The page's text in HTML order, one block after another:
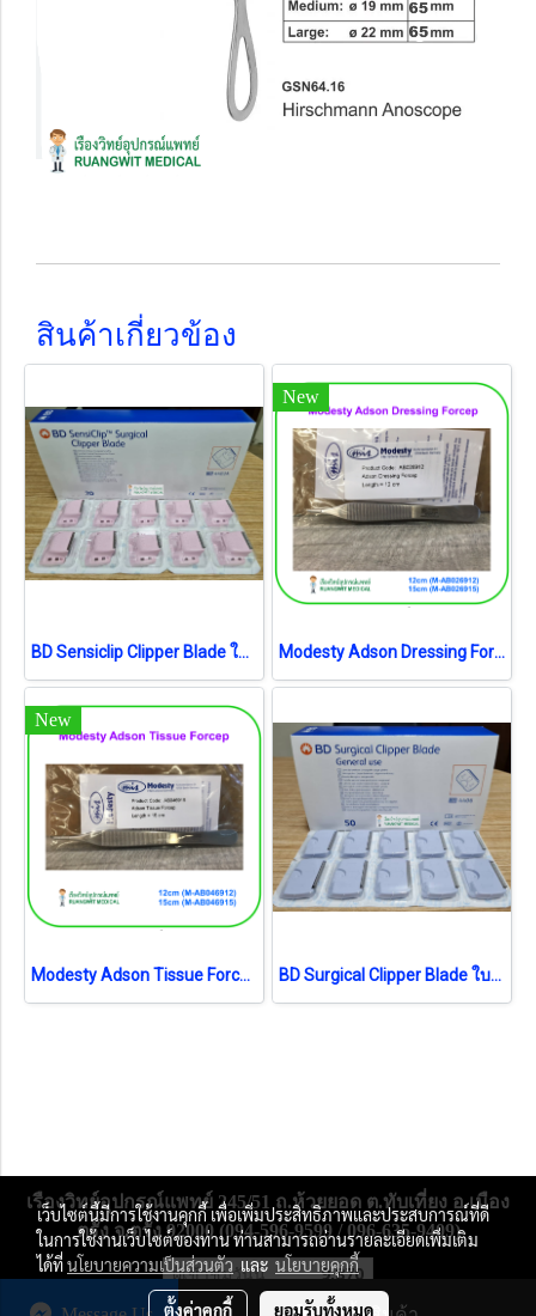
สินค้าเกี่ยวข้อง
BD Sensiclip Clipper Blade ใบมีดอ่อนโยน (4430A) (1ชิ้น) (exp 05-2025)
New
Modesty Adson Dressing Forcep (เยอรมัน)
New
Modesty Adson Tissue Forcep (เยอรมัน) BD Surgical Clipper Blade ใบมีด (4406) (1 ชิ้น) (exp 04-2026)
เรืองวิทย์อุปกรณ์แพทย์ 245/51 ถ.ห้วยยอด ต.ทับเที่ยง อ.เมือง
ตรัง จ.ตรัง 92000 (094-596-9599 / 096-635-9409)
ผู้เข้าชมวันนี้ 9,870
เว็บไซต์นี้มีการใช้งานคุกกี้ เพื่อเพิ่มประสิทธิภาพและประสบการณ์ที่ดี
ในการใช้งานเว็บไซต์ของท่าน ท่านสามารถอ่านรายละเอียดเพิ่มเติม
ได้ที่นโยบายความเป็นส่วนตัวและนโยบายคุกกี้
ตั้งค่าคุกกี้ ยอมรับทั้งหมด